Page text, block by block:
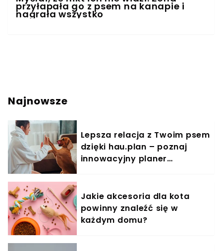
przyłapała go z psem na kanapie i
nagrała wszystko
Najnowsze
Lepsza relacja z Twoim psem
dzięki hau.plan – poznaj
innowacyjny planer
Jakie akcesoria dla kota
powinny znaleźć się w
każdym domu?